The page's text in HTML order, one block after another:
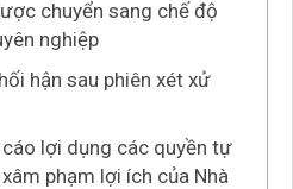
chuyển sang chế độ
nghiệp
hận sau phiên xét xử
cáo lợi dụng các quyền tự
phạm lợi ích của Nhà